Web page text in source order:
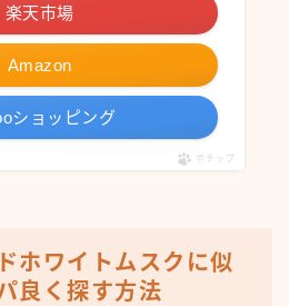
Amazon
楽天市場
ショッピング
ポチップ
ホワイトムスクに似
良く探す方法